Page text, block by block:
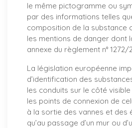
le même pictogramme ou
par des informations telles
composition de la substance
les mentions de danger dont
annexe du règlement n° 1272/
La législation européenne
d’identification des
les conduits sur le côté
les points de connexion de
à la sortie des vannes et des
qu’au passage d’un mur ou